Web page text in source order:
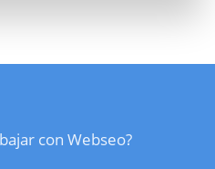
con Webseo?